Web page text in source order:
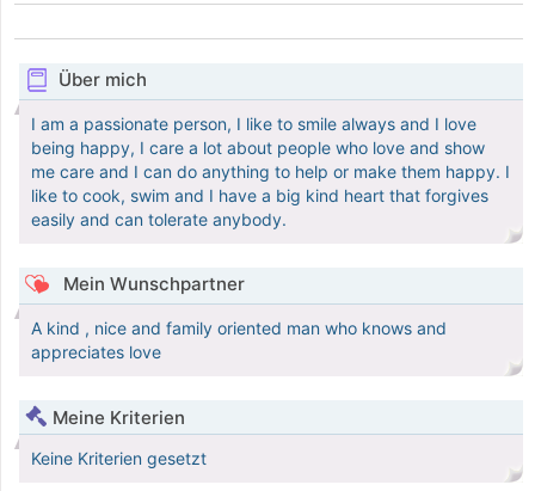
Über mich
I am a passionate person, I like to smile always and I love
being happy, I care a lot about people who love and show
me care and I can do anything to help or make them happy. I
like to cook, swim and I have a big kind heart that forgives
easily and can tolerate anybody.
Mein Wunschpartner
A kind , nice and family oriented man who knows and
appreciates love
Meine Kriterien
Keine Kriterien gesetzt